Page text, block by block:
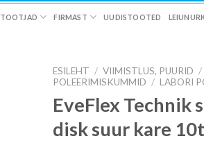
TOOTJAD FIRMAST UUDISTOOTED
ESILEHT / VIIMISTLUS, PUURID /
POLEERIMISKUMMID / LABORI
EveFlex Technik
disk suur kare